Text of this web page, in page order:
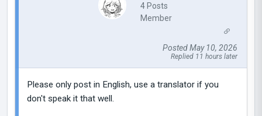
4 Posts
Member
Posted May 10, 2026
Replied 11 hours later
Please only post in English, use a translator if you
don't speak it that well.